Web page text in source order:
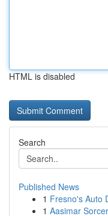
HTML is disabled
Search
Published News
1 Fresno's Auto
1 Aasimar